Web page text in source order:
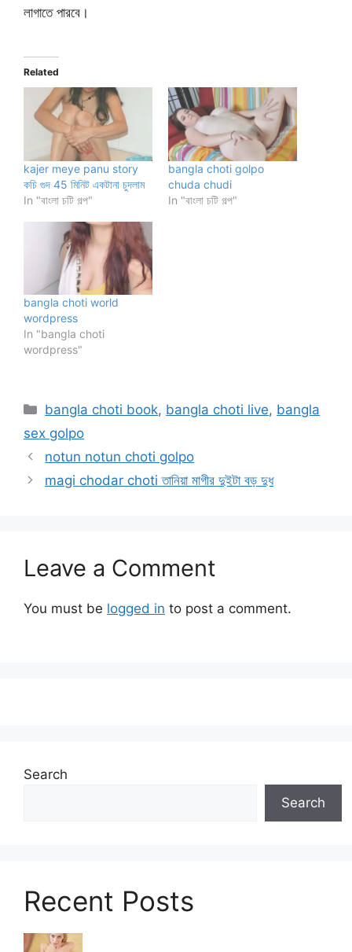
লাগাতে পারবে।
Related
kajer meye panu story
কচি গুদ 45 মিনিট একটানা চুদলাম
In "বাংলা চটি গল্প"
bangla choti golpo
chuda chudi
In "বাংলা চটি গল্প"
bangla choti world
wordpress
In "bangla choti
wordpress"
Categories
bangla choti book, bangla choti live, bangla
sex golpo
notun notun choti golpo
magi chodar choti তানিয়া মাগীর দুইটা বড় দুধ
Leave a Comment
You must be logged in to post a comment.
Search
Search
Recent Posts